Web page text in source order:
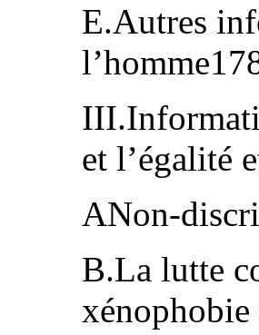
E.Autres
et l’égalité
ANon-
B.La lutte